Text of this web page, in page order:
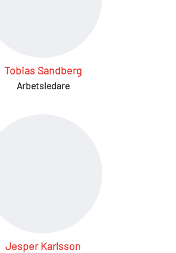
Tobias Sandberg
Arbetsledare
Jesper Karlsson